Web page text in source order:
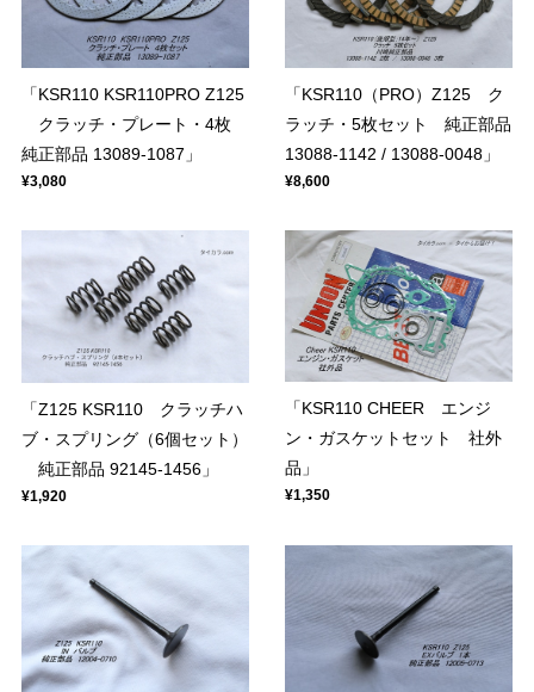
「KSR110 KSR110PRO Z125
クラッチ・プレート・4枚
純正部品 13089-1087」
¥3,080
「KSR110（PRO）Z125 ク
ラッチ・5枚セット 純正部品
13088-1142 / 13088-0048」
¥8,600
「Z125 KSR110 クラッチハ
ブ・スプリング（6個セット）
純正部品 92145-1456」
¥1,920
「KSR110 CHEER エンジ
ン・ガスケットセット 社外
品」
¥1,350